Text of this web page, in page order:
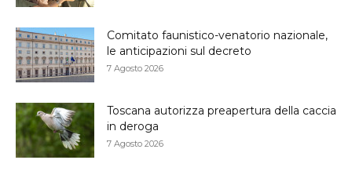
Comitato faunistico-venatorio nazionale,
le anticipazioni sul decreto
7 Agosto 2026
Toscana autorizza preapertura della caccia
in deroga
7 Agosto 2026